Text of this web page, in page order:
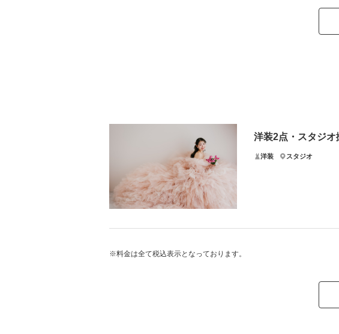
洋装2点・スタジ
洋装 スタジオ
1着に絞れない方はこ
※料金は全て税込表示となっております。